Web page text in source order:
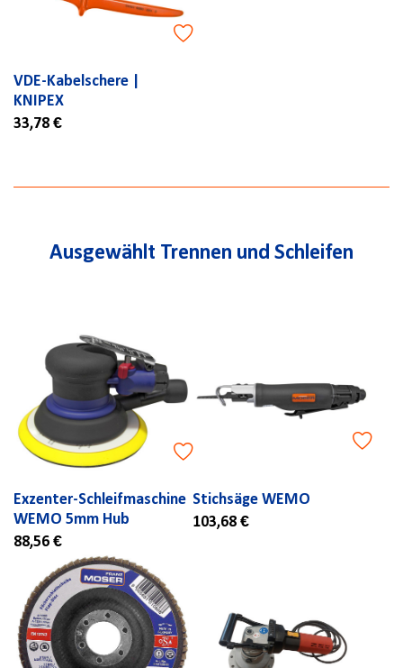
VDE-Kabelschere |
KNIPEX
33,78 €
Ausgewählt Trennen und Schleifen
Exzenter-Schleifmaschine
WEMO 5mm Hub
88,56 €
Stichsäge WEMO
103,68 €